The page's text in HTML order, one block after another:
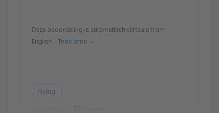
Deze beoordeling is automatisch vertaald from
English. Toon bron
Nuttig